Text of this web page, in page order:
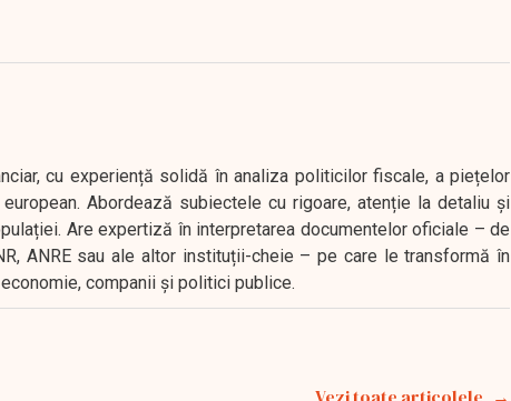
cu experiență solidă în analiza politicilor fiscale, a piețelor
Abordează subiectele cu rigoare, atenție la detaliu și
Are expertiză în interpretarea documentelor oficiale – de
ANRE sau ale altor instituții-cheie – pe care le transformă în
companii și politici publice.